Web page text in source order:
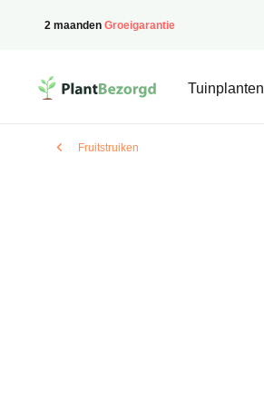
2 maanden Groeigarantie
PlantBezorgd
Tuinplanten
Fruitstruiken